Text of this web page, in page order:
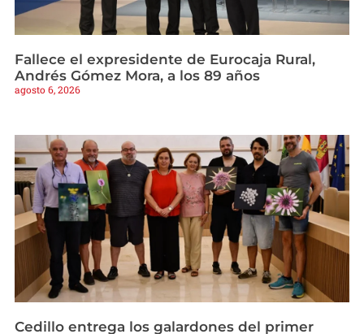
Fallece el expresidente de Eurocaja Rural,
Andrés Gómez Mora, a los 89 años
agosto 6, 2026
Cedillo entrega los galardones del primer